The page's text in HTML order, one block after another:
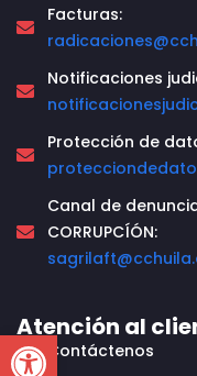
Open toolbar
Facturas:
Notificaciones
Protección de
Canal de
CORRUPCÍÓN:
Atención al
Contáctenos